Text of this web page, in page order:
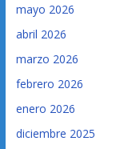
mayo 2026
abril 2026
marzo 2026
febrero 2026
enero 2026
diciembre 2025